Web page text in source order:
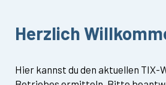
Herzlich
Hier kannst du den aktuellen TIX-